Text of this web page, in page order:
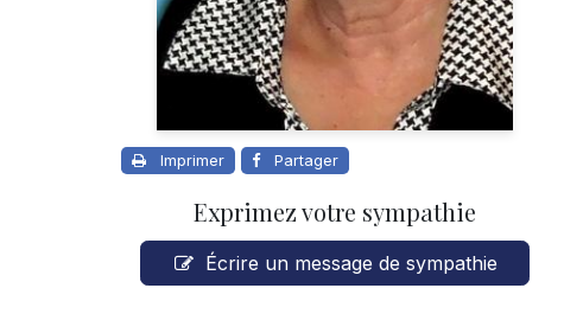
Imprimer Partager
Exprimez votre sympathie
Écrire un message de sympathie